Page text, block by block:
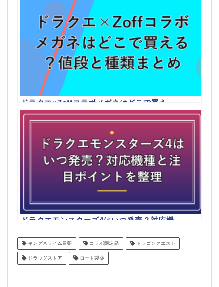
ドラクエ×Zoffコラボメガネはどこで買え
る？値段と種類まとめ
ドラクエモンスターズ4はいつ発売？対応機
キングスライム目薬 コラボ限定品 ドラゴンクエスト
ドラッグストア ロート製薬